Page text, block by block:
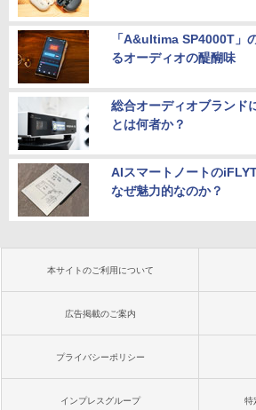
「A&ultima SP4000T」
るオーディオの醍醐味
総合オーディオブランド
とは何者か？
AIスマートノートの
なぜ魅力的なのか？
本サイトのご利用について
広告掲載のご案内
プライバシーポリシー
インプレスグループ 特